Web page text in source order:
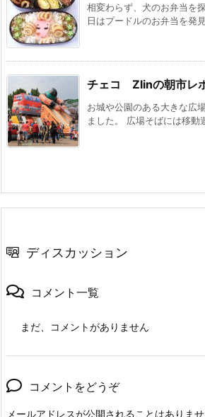
相変わらず、犬のお弁当を
日はプードルのお弁当を発
チェコ Zlinの朝市レ
お城や公園のある大きな広
ました。 広場そばには移動
ディスカッション
コメント一覧
まだ、コメントがありません
コメントをどうぞ
メールアドレスが公開されることはありませ